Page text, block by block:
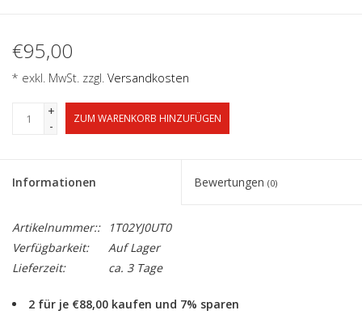
€95,00
* exkl. MwSt. zzgl. Versandkosten
+
-
ZUM WARENKORB HINZUFÜGEN
Informationen Bewertungen (0)
Artikelnummer::
1T02YJ0UT0
Verfügbarkeit:
Auf Lager
Lieferzeit:
ca. 3 Tage
2 für je €88,00 kaufen und 7% sparen